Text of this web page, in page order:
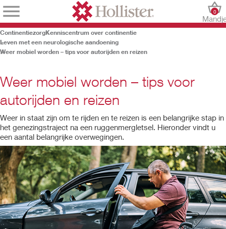
0
ContinentiezorgKenniscentrum over continentie
Leven met een neurologische aandoening
Weer mobiel worden – tips voor autorijden en reizen
Weer mobiel worden – tips voor
autorijden en reizen
Weer in staat zijn om te rijden en te reizen is een belangrijke stap in
het genezingstraject na een ruggenmergletsel. Hieronder vindt u
een aantal belangrijke overwegingen.